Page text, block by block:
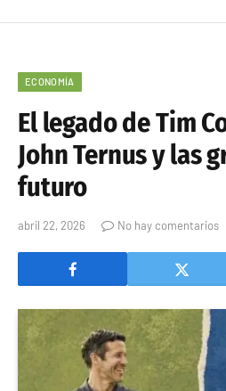
ECONOMÍA
El legado de Tim
John Ternus y las
futuro
abril 22, 2026 No hay comentarios